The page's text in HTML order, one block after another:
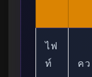
ไฟ
ท์
คว